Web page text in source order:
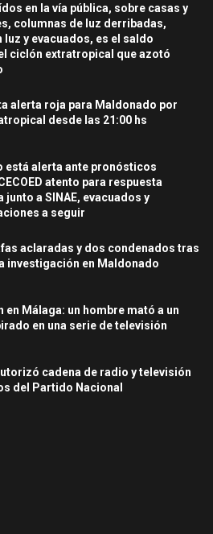
en la vía pública, sobre casas y
columnas de luz derribadas,
luz y evacuados, es el saldo
ciclón extratropical que azotó
alerta roja para Maldonado por
desde las 21:00 hs
está alerta ante pronósticos
atento para respuesta
junto a SINAE, evacuados y
a seguir
aclaradas y dos condenados tras
investigación en Maldonado
en Málaga: un hombre mató a un
en una serie de televisión
cadena de radio y televisión
del Partido Nacional